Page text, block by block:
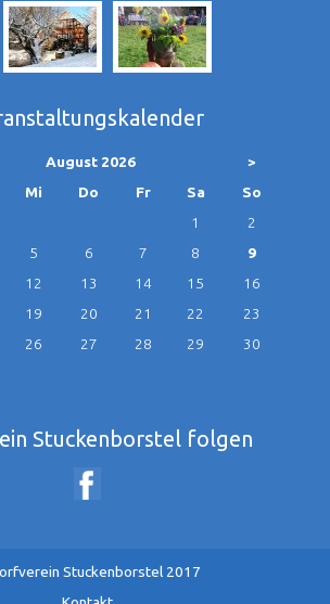
August 2026
>
enstag
Mi ttwoch
Do nnerstag
Freitag SamstagSonntag
1
2
5 6 7 8
9
12 13 14 15
16
19 20 21 22
23
26 27 28 29
30
Stuckenborstel folgen
Stuckenborstel 2017